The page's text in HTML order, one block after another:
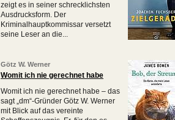
zeigt es in seiner schrecklichsten
Ausdrucksform. Der
Kriminalhauptkommissar versetzt
seine Leser an die...
Götz W. Werner
Womit ich nie gerechnet habe
Womit ich nie gerechnet habe – das
sagt „dm“-Gründer Götz W. Werner
mit Blick auf das vereinte